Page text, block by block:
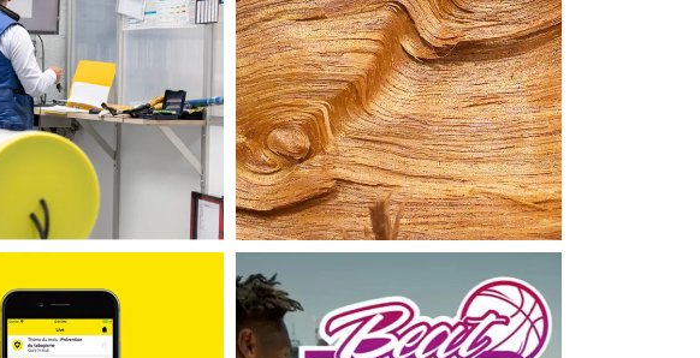
SITES INTERNET
ACE ENDEL
SITES INTERNET
Barbabois